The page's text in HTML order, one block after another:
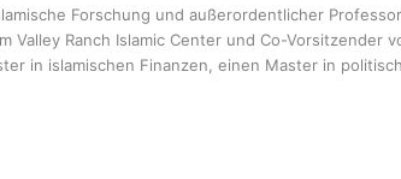
Forschung und außerordentlicher
Ranch Islamic Center und Co-Vorsitzender
in islamischen Finanzen, einen Master in